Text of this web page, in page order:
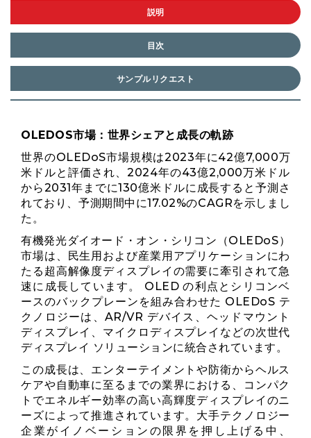
説明
目次
サンプルリクエスト
OLEDOS市場：世界シェアと成長の軌跡
世界のOLEDoS市場規模は2023年に42億7,000万
米ドルと評価され、2024年の43億2,000万米ドル
から2031年までに130億米ドルに成長すると予測さ
れており、予測期間中に17.02%のCAGRを示しまし
た。
有機発光ダイオード・オン・シリコン（OLEDoS）
市場は、民生用および産業用アプリケーションにわ
たる超高解像度ディスプレイの需要に牽引されて急
速に成長しています。 OLED の利点とシリコンベ
ースのバックプレーンを組み合わせた OLEDoS テ
クノロジーは、AR/VR デバイス、ヘッドマウント
ディスプレイ、マイクロディスプレイなどの次世代
ディスプレイ ソリューションに統合されています。
この成長は、エンターテイメントや防衛からヘルス
ケアや自動車に至るまでの業界における、コンパク
トでエネルギー効率の高い高輝度ディスプレイのニ
ーズによって推進されています。大手テクノロジー
企業がイノベーションの限界を押し上げる中、